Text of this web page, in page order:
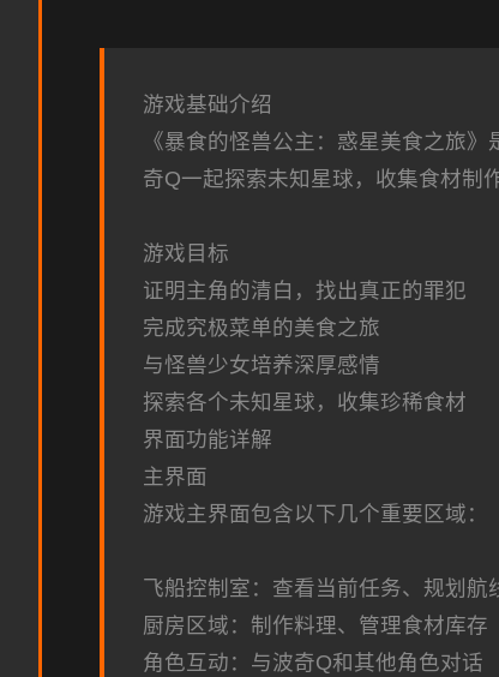
游戏基础介绍
《暴食的怪兽公主：惑星美食之旅
奇Q一起探索未知星球，收集食材制
游戏目标
证明主角的清白，找出真正的罪犯
完成究极菜单的美食之旅
与怪兽少女培养深厚感情
探索各个未知星球，收集珍稀食材
界面功能详解
主界面
游戏主界面包含以下几个重要区域：
飞船控制室：查看当前任务、规划航
厨房区域：制作料理、管理食材库存
角色互动：与波奇Q和其他角色对话